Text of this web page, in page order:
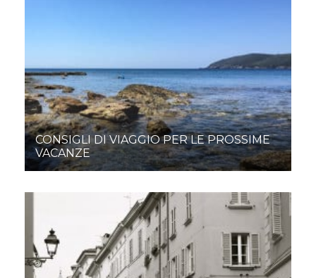
CONSIGLI DI VIAGGIO PER LE PROSSIME
VACANZE